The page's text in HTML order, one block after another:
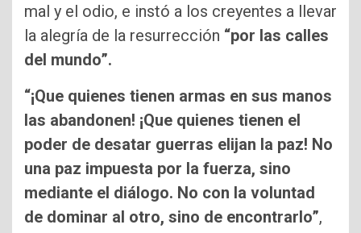
mal y el odio, e instó a los creyentes a llevar
la alegría de la resurrección “por las calles
del mundo”.
“¡Que quienes tienen armas en sus manos
las abandonen! ¡Que quienes tienen el
poder de desatar guerras elijan la paz! No
una paz impuesta por la fuerza, sino
mediante el diálogo. No con la voluntad
de dominar al otro, sino de encontrarlo”,